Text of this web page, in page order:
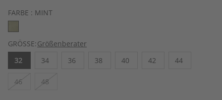
FARBE : MINT
GRÖSSE:Größenberater
32
34 36 38 40 42 44
46 48